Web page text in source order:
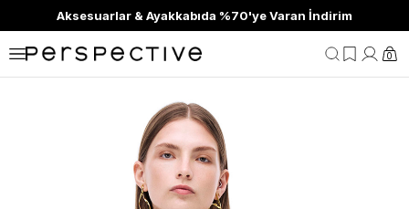
Aksesuarlar & Ayakkabıda %70'ye Varan İndirim
0